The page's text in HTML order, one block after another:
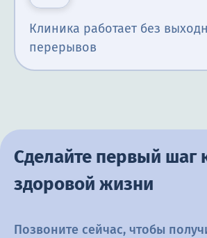
Клиника работает без
перерывов
Сделайте первый шаг
здоровой жизни
Позвоните сейчас, чтобы